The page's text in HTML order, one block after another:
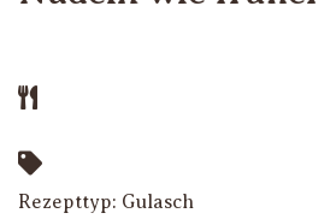
Rezepttyp: Gulasch